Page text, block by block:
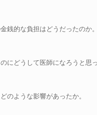
銭的な負担はどうだったのか。
にどうして医師になろうと思っ
のような影響があったか。